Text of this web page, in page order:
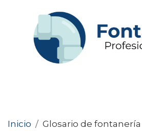
Inicio / Glosario de fontanería